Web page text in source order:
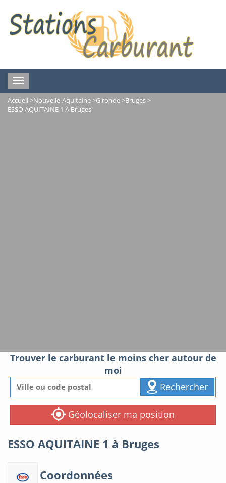
Toggle
navigation
Accueil >Nouvelle-Aquitaine>Gironde>Bruges>
ESSO AQUITAINE 1 À Bruges
Trouver le carburant le moins cher autour de
moi
Rechercher
Géolocaliser ma position
ESSO AQUITAINE 1 à Bruges
Coordonnées